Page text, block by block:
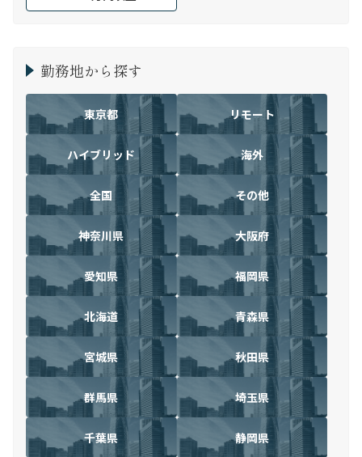
勤務地から探す
東京都 リモート
ハイブリッド 海外
全国 その他
神奈川県 大阪府
愛知県 福岡県
北海道 青森県
宮城県 秋田県
群馬県 埼玉県
千葉県 静岡県